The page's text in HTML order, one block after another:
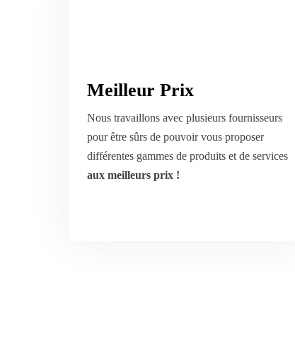
Meilleur Prix
Nous travaillons avec plusieurs fournisseurs
pour être sûrs de pouvoir vous proposer
différentes gammes de produits et de services
aux meilleurs prix !